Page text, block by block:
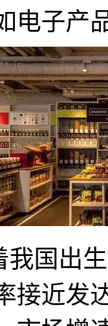
电子产
我国出
接近发